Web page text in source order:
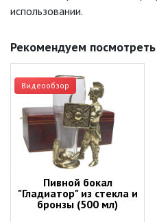
использовании.
Рекомендуем посмотреть
Видеообзор
Пивной бокал
"Гладиатор" из стекла и
бронзы (500 мл)